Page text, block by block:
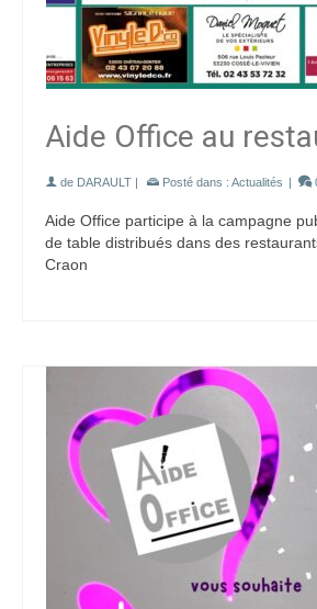
Aide Office au
de DARAULT | Posté dans : Actualités |
Aide Office participe à la campagne
de table distribués dans des
Craon